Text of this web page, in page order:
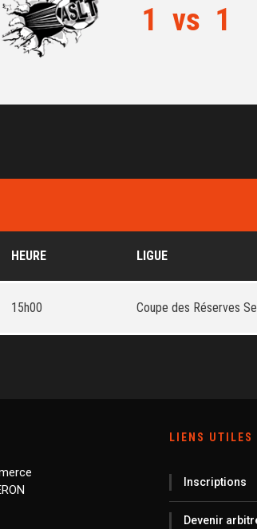
1 vs 1
HEURE LIGUE
15h00 Coupe des Réserves
LIENS UTILES
Inscriptions
Devenir